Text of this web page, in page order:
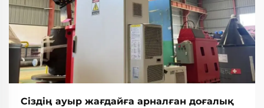
Сіздің ауыр жағдайға арналған доғалық